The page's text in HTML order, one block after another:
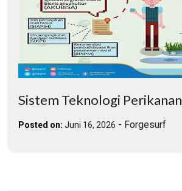
Sistem Teknologi Perikanan
Posted on: Juni 16, 2026 - Forgesurf